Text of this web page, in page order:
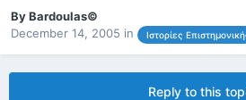
ByBardoulas©
December 14, 2005 in Ιστορίες
Reply to this